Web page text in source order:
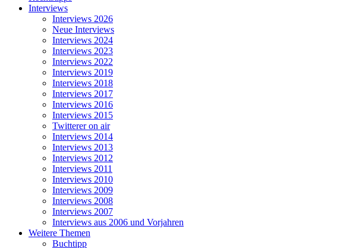
Interviews
Interviews 2026
Neue Interviews
Interviews 2024
Interviews 2023
Interviews 2022
Interviews 2019
Interviews 2018
Interviews 2017
Interviews 2016
Interviews 2015
Twitterer on air
Interviews 2014
Interviews 2013
Interviews 2012
Interviews 2011
Interviews 2010
Interviews 2009
Interviews 2008
Interviews 2007
Interviews aus 2006 und Vorjahren
Weitere Themen
Buchtipp